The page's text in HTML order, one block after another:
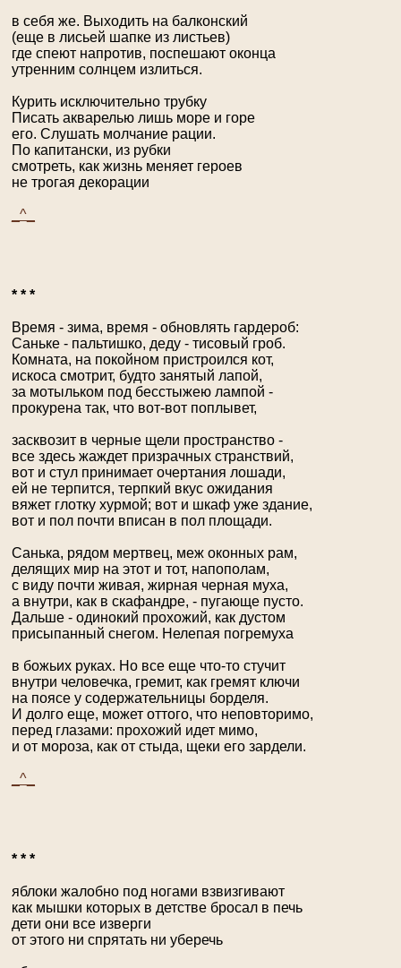
в себя же. Выходить на балконский
(еще в лисьей шапке из листьев)
где спеют напротив, поспешают оконца
утренним солнцем излиться.
Курить исключительно трубку
Писать акварелью лишь море и горе
его. Слушать молчание рации.
По капитански, из рубки
смотреть, как жизнь меняет героев
не трогая декорации
_^_
* * *
Время - зима, время - обновлять гардероб:
Саньке - пальтишко, деду - тисовый гроб.
Комната, на покойном пристроился кот,
искоса смотрит, будто занятый лапой,
за мотыльком под бесстыжею лампой -
прокурена так, что вот-вот поплывет,
засквозит в черные щели пространство -
все здесь жаждет призрачных странствий,
вот и стул принимает очертания лошади,
ей не терпится, терпкий вкус ожидания
вяжет глотку хурмой; вот и шкаф уже здание,
вот и пол почти вписан в пол площади.
Санька, рядом мертвец, меж оконных рам,
делящих мир на этот и тот, напополам,
с виду почти живая, жирная черная муха,
а внутри, как в скафандре, - пугающе пусто.
Дальше - одинокий прохожий, как дустом
присыпанный снегом. Нелепая погремуха
в божьих руках. Но все еще что-то стучит
внутри человечка, гремит, как гремят ключи
на поясе у содержательницы борделя.
И долго еще, может оттого, что неповторимо,
перед глазами: прохожий идет мимо,
и от мороза, как от стыда, щеки его зардели.
_^_
* * *
яблоки жалобно под ногами взвизгивают
как мышки которых в детстве бросал в печь
дети они все изверги
от этого ни спрятать ни уберечь